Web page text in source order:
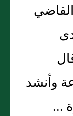
وأنشد
...